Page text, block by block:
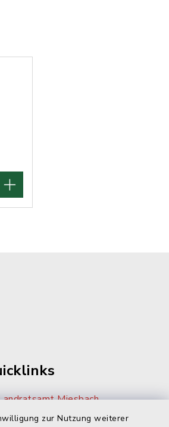
zur Nutzung weiterer
Miesbach